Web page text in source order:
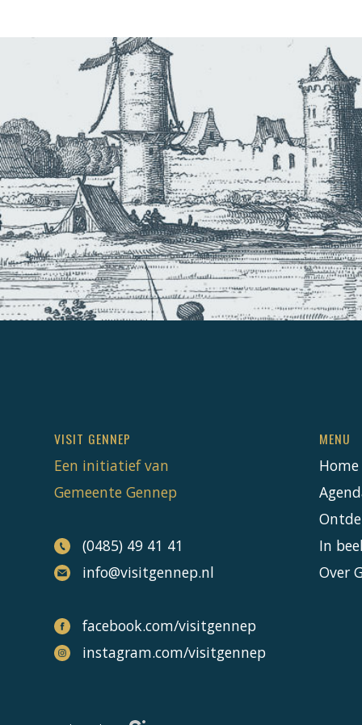
VISIT GENNEP
Een initiatief van
Gemeente Gennep
(0485) 49 41 41
info@visitgennep.nl
facebook.com/visitgennep
instagram.com/visitgennep
MENU
Home
In
Over